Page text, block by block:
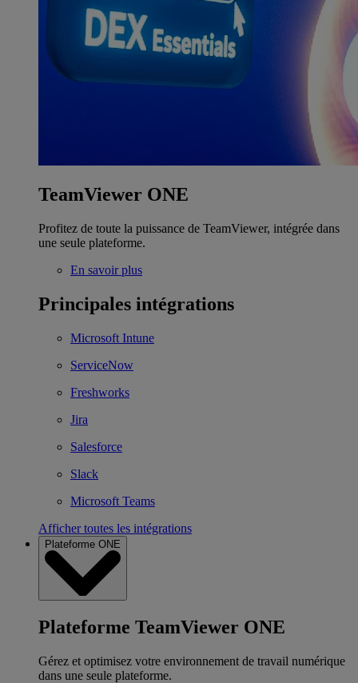
TeamViewer ONE
Profitez de toute la puissance de TeamViewer, intégrée dans
une seule plateforme.
En savoir plus
Principales intégrations
Microsoft Intune
ServiceNow
Freshworks
Jira
Salesforce
Slack
Microsoft Teams
Afficher toutes les intégrations
Plateforme ONE
Plateforme TeamViewer ONE
Gérez et optimisez votre environnement de travail numérique
dans une seule plateforme.